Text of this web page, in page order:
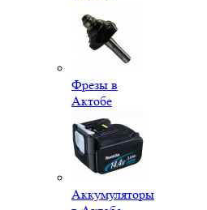
Фрезы в
Актобе
Аккумуляторы